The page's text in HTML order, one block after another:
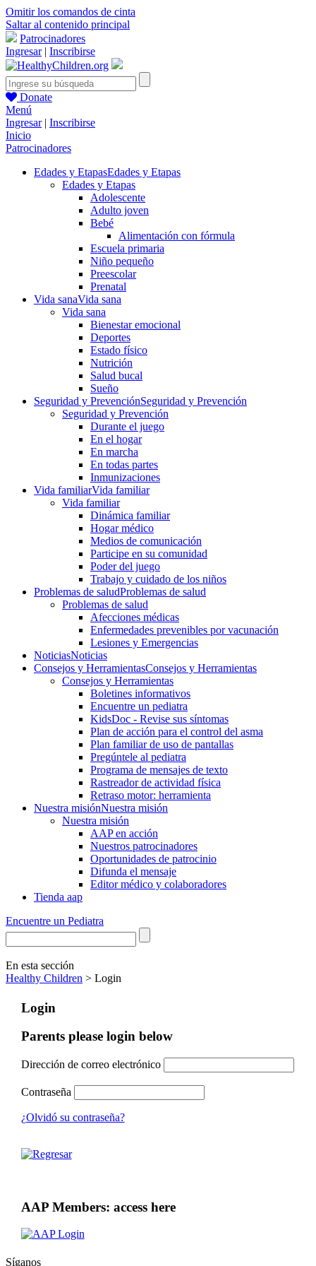
Omitir los comandos de cinta
Saltar al contenido principal
Patrocinadores
Ingresar| Inscribirse
Donate
Menú
Ingresar| Inscribirse
Inicio
Patrocinadores
Edades y EtapasEdades y Etapas
Edades y Etapas
Adolescente
Adulto joven
Bebé
Alimentación con fórmula
Escuela primaria
Niño pequeño
Preescolar
Prenatal
Vida sanaVida sana
Vida sana
Bienestar emocional
Deportes
Estado físico
Nutrición
Salud bucal
Sueño
Seguridad y PrevenciónSeguridad y Prevención
Seguridad y Prevención
Durante el juego
En el hogar
En marcha
En todas partes
Inmunizaciones
Vida familiarVida familiar
Vida familiar
Dinámica familiar
Hogar médico
Medios de comunicación
Participe en su comunidad
Poder del juego
Trabajo y cuidado de los niños
Problemas de saludProblemas de salud
Problemas de salud
Afecciones médicas
Enfermedades prevenibles por vacunación
Lesiones y Emergencias
NoticiasNoticias
Consejos y HerramientasConsejos y Herramientas
Consejos y Herramientas
Boletines informativos
Encuentre un pediatra
KidsDoc - Revise sus síntomas
Plan de acción para el control del asma
Plan familiar de uso de pantallas
Pregúntele al pediatra
Programa de mensajes de texto
Rastre​​ador de activida​d física
Retraso motor: herramienta
Nuestra misiónNuestra misión
Nuestra misión
AAP en acción
Nuestros patrocinadores
Oportunidades de patrocinio
Difunda el mensaje
Editor médico y colaboradores
Tienda aap
Encuentre un Pediatra
En esta sección
Healthy Children > Login
Login
Parents please login below
Dirección de correo electrónico
Contraseña
¿Olvidó su contraseña?
AAP Members: access here
Síganos